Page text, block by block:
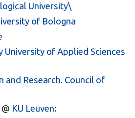
University\
of Bologna
University of Applied Sciences
and Research. Council of
KU Leuven: